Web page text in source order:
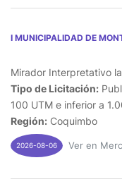
I MUNICIPALIDAD DE
Mirador Interpretativo
Tipo de Licitación:
100 UTM e inferior a
Región: Coquimbo
2026-08-06 Ver en